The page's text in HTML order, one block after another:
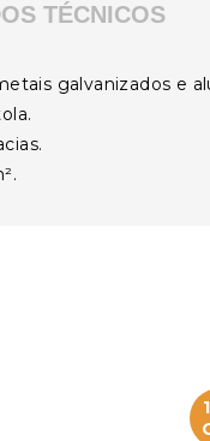
TÉCNICOS
galvanizados e